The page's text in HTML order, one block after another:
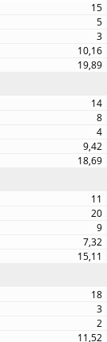
15
5
3
10,16
19,89
14
8
4
9,42
18,69
11
20
9
7,32
15,11
18
3
2
11,52